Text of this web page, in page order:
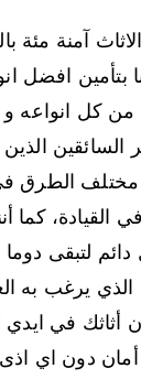
آمنة مئة
بتأمين افضل
كل انواعه و
الذين
مختلف الطرق
كما
لتبقى
الذي يرغب به
أثاثك في ايدي
دون اي اذى